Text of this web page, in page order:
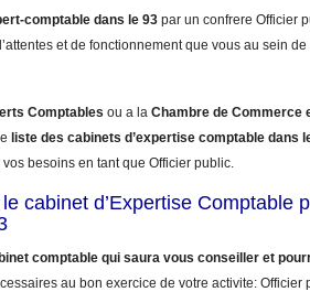
comptable dans le 93 par un confrere Officier
et de fonctionnement que vous au sein de
Comptables ou a la Chambre de Commerce
liste des cabinets d’expertise comptable dans
besoins en tant que Officier public.
cabinet d’Expertise Comptable
comptable qui saura vous conseiller et
au bon exercice de votre activite: Officier